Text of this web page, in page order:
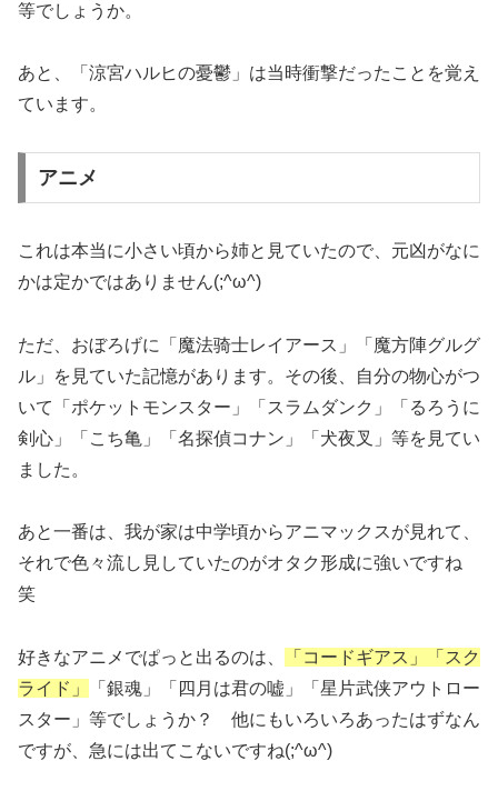
等でしょうか。
あと、「涼宮ハルヒの憂鬱」は当時衝撃だったことを覚え
ています。
アニメ
これは本当に小さい頃から姉と見ていたので、元凶がなに
かは定かではありません(;^ω^)
ただ、おぼろげに「魔法骑士レイアース」「魔方陣グルグ
ル」を見ていた記憶があります。その後、自分の物心がつ
いて「ポケットモンスター」「スラムダンク」「るろうに
剣心」「こち亀」「名探偵コナン」「犬夜叉」等を見てい
ました。
あと一番は、我が家は中学頃からアニマックスが見れて、
それで色々流し見していたのがオタク形成に強いですね
笑
好きなアニメでぱっと出るのは、
「コードギアス」「スク
ライド」
「銀魂」「四月は君の嘘」「星片武侠アウトロー
スター」等でしょうか？ 他にもいろいろあったはずなん
ですが、急には出てこないですね(;^ω^)